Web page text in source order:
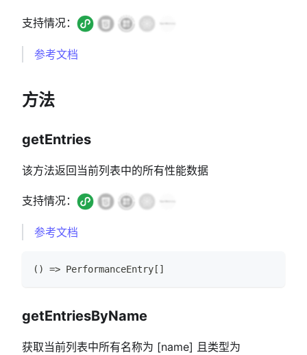
支持情况：
参考文档
方法
getEntries
该方法返回当前列表中的所有性能数据
支持情况：
参考文档
( ) => PerformanceEntry [ ]
getEntriesByName
获取当前列表中所有名称为 [name] 且类型为